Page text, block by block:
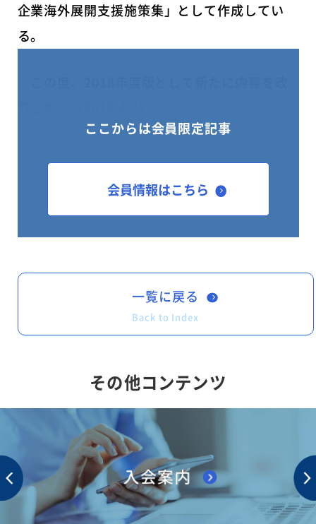
企業海外展開支援施策集」として作成してい
る。
・海外展開に関する支援施策とし
て、122の施策のまとめ
・海外展開実現までのステップに合
わせて段階別に施策を紹介
ここからは会員限定記事
会員情報はこちら
一覧に戻る
Back to Index
その他コンテンツ